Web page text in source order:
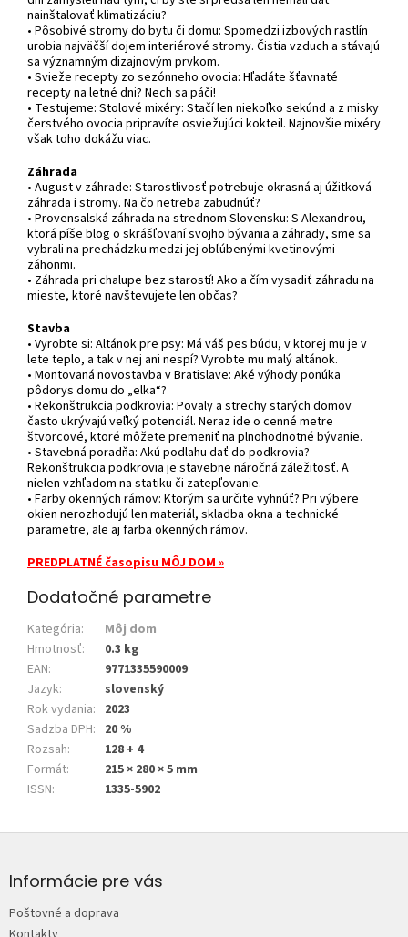
nainštalovať klimatizáciu?
• Pôsobivé stromy do bytu či domu: Spomedzi izbových rastlín
urobia najväčší dojem interiérové stromy. Čistia vzduch a stávajú
sa významným dizajnovým prvkom.
• Svieže recepty zo sezónneho ovocia: Hľadáte šťavnaté
recepty na letné dni? Nech sa páči!
• Testujeme: Stolové mixéry: Stačí len niekoľko sekúnd a z misky
čerstvého ovocia pripravíte osviežujúci kokteil. Najnovšie mixéry
však toho dokážu viac.
Záhrada
• August v záhrade: Starostlivosť potrebuje okrasná aj úžitková
záhrada i stromy. Na čo netreba zabudnúť?
• Provensalská záhrada na strednom Slovensku: S Alexandrou,
ktorá píše blog o skrášľovaní svojho bývania a záhrady, sme sa
vybrali na prechádzku medzi jej obľúbenými kvetinovými
záhonmi.
• Záhrada pri chalupe bez starostí! Ako a čím vysadiť záhradu na
mieste, ktoré navštevujete len občas?
Stavba
• Vyrobte si: Altánok pre psy: Má váš pes búdu, v ktorej mu je v
lete teplo, a tak v nej ani nespí? Vyrobte mu malý altánok.
• Montovaná novostavba v Bratislave: Aké výhody ponúka
pôdorys domu do „elka“?
• Rekonštrukcia podkrovia: Povaly a strechy starých domov
často ukrývajú veľký potenciál. Neraz ide o cenné metre
štvorcové, ktoré môžete premeniť na plnohodnotné bývanie.
• Stavebná poradňa: Akú podlahu dať do podkrovia?
Rekonštrukcia podkrovia je stavebne náročná záležitosť. A
nielen vzhľadom na statiku či zatepľovanie.
• Farby okenných rámov: Ktorým sa určite vyhnúť? Pri výbere
okien nerozhodujú len materiál, skladba okna a technické
parametre, ale aj farba okenných rámov.
PREDPLATNÉ časopisu MÔJ DOM »
Dodatočné parametre
Kategória:
Môj dom
Hmotnosť:
0.3 kg
EAN:
9771335590009
Jazyk:
slovenský
Rok vydania: 2023
Sadzba DPH: 20 %
Rozsah:
128 + 4
Formát:
215 × 280 × 5 mm
ISSN: 1335-5902
pInformácie pre vás
Poštovné a doprava